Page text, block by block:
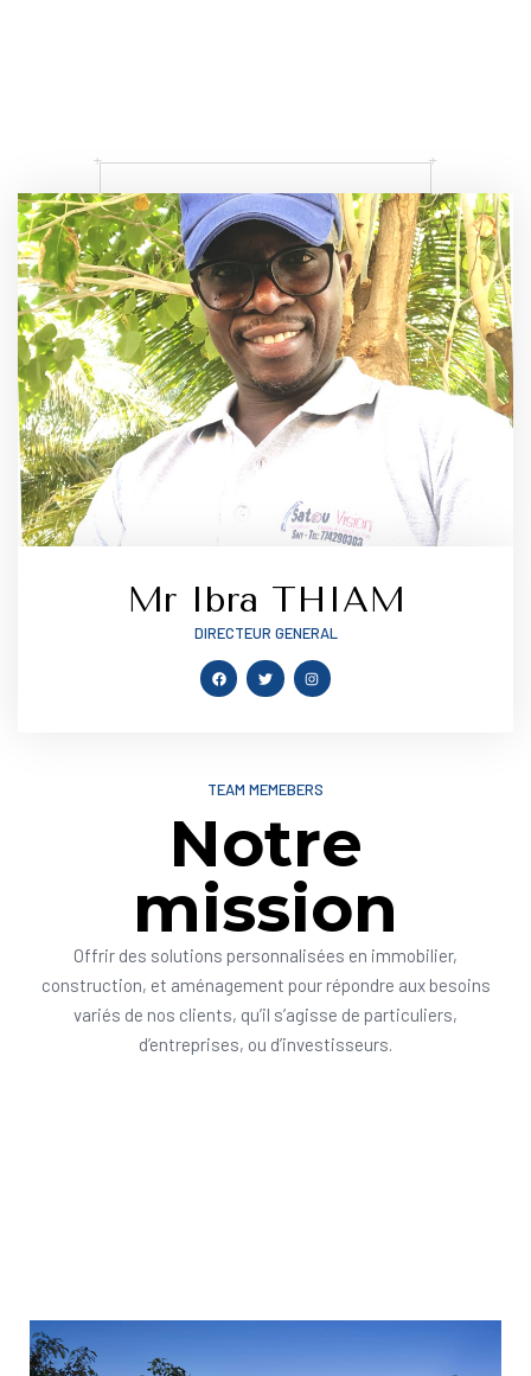
Mr Ibra THIAM
DIRECTEUR GENERAL
TEAM MEMEBERS
Notre
mission
Offrir des solutions personnalisées en immobilier,
construction, et aménagement pour répondre aux besoins
variés de nos clients, qu’il s’agisse de particuliers,
d’entreprises, ou d’investisseurs.